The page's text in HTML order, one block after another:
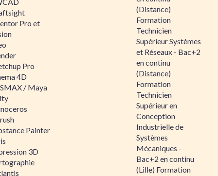
Pro et
Pro
4D
/ Maya
Painter
3D
(Distance)
Formation
Technicien
Supérieur Systèmes
et Réseaux - Bac+2
en continu
(Distance)
Formation
Technicien
Supérieur en
Conception
Industrielle de
Systèmes
Mécaniques -
Bac+2 en continu
(Lille) Formation